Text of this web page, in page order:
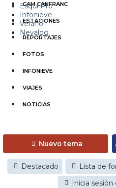
Esquí Pro
Infonieve
Verano
Nevalog
CAM CANFRANC
ESTACIONES
REPORTAJES
FOTOS
INFONIEVE
VIAJES
NOTICIAS
Nuevo tema
Destacado Lista de
Inicia